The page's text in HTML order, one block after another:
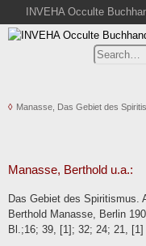
INVEHA Occulte
Home
Cart
Contact
Terms
Manasse, Das Gebiet des
Manasse, Berthold u.a.:
Das Gebiet des Spiritismus.
Berthold Manasse, Berlin
Bl.;16; 39, [1]; 32; 24; 21,